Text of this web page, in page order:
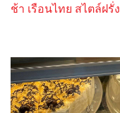
ช้า เรือนไทย สไตล์ฝรั่ง